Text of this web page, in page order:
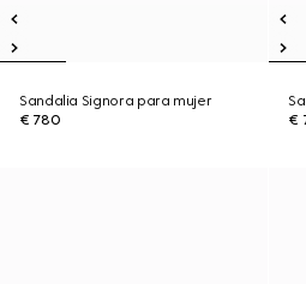
Sandalia Signora para mujer
€ 780
€